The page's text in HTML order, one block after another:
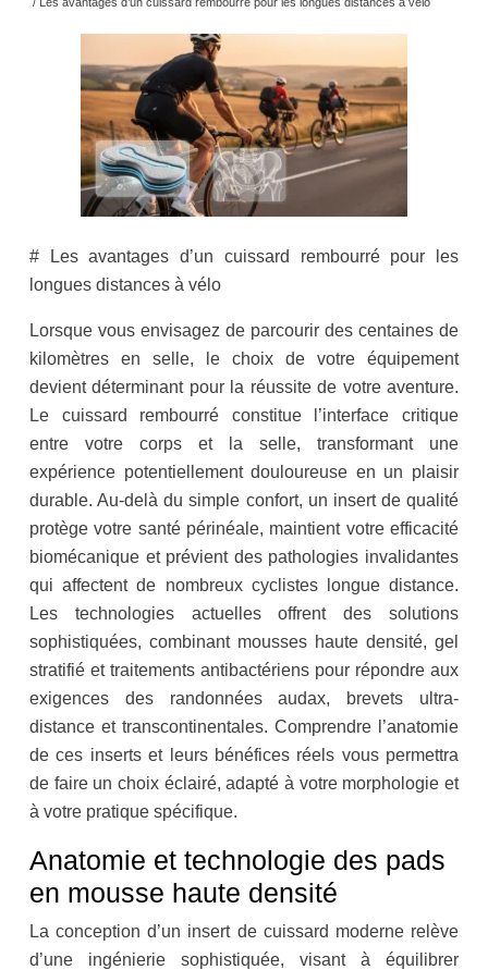
# Les avantages d’un cuissard rembourré pour les
longues distances à vélo
Lorsque vous envisagez de parcourir des centaines de
kilomètres en selle, le choix de votre équipement
devient déterminant pour la réussite de votre aventure.
Le cuissard rembourré constitue l’interface critique
entre votre corps et la selle, transformant une
expérience potentiellement douloureuse en un plaisir
durable. Au-delà du simple confort, un insert de qualité
protège votre santé périnéale, maintient votre efficacité
biomécanique et prévient des pathologies invalidantes
qui affectent de nombreux cyclistes longue distance.
Les technologies actuelles offrent des solutions
sophistiquées, combinant mousses haute densité, gel
stratifié et traitements antibactériens pour répondre aux
exigences des randonnées audax, brevets ultra-
distance et transcontinentales. Comprendre l’anatomie
de ces inserts et leurs bénéfices réels vous permettra
de faire un choix éclairé, adapté à votre morphologie et
à votre pratique spécifique.
Anatomie et technologie des pads
en mousse haute densité
La conception d’un insert de cuissard moderne relève
d’une ingénierie sophistiquée, visant à équilibrer